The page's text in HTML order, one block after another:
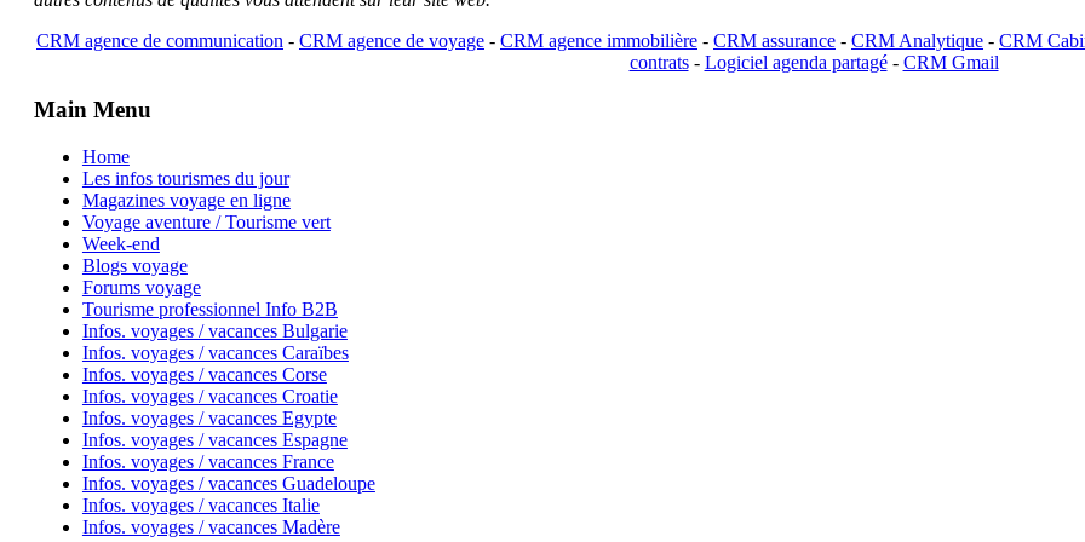
CRM agence de communication - CRM agence de voyage - CRM agence immobilière - CRM assurance - CRM Analytique - CRM
contrats- Logiciel agenda partagé- CRM Gmail
Main Menu
Home
Les infos tourismes du jour
Magazines voyage en ligne
Voyage aventure / Tourisme vert
Week-end
Blogs voyage
Forums voyage
Tourisme professionnel Info B2B
Infos. voyages / vacances Bulgarie
Infos. voyages / vacances Caraïbes
Infos. voyages / vacances Corse
Infos. voyages / vacances Croatie
Infos. voyages / vacances Egypte
Infos. voyages / vacances Espagne
Infos. voyages / vacances France
Infos. voyages / vacances Guadeloupe
Infos. voyages / vacances Italie
Infos. voyages / vacances Madère